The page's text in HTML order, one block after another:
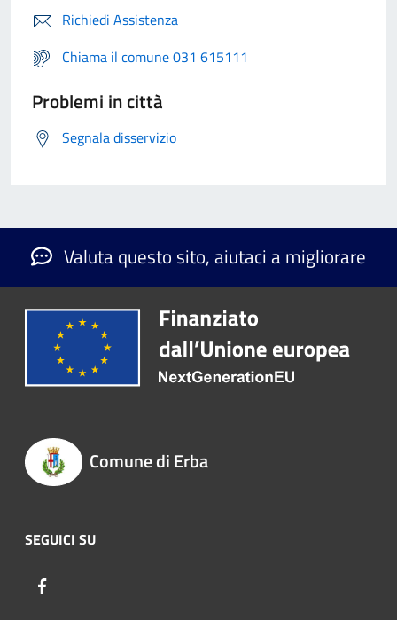
Richiedi Assistenza
Chiama il comune 031 615111
Problemi in città
Segnala disservizio
Valuta questo sito, aiutaci a migliorare
Comune di Erba
SEGUICI SU